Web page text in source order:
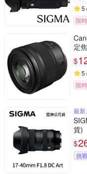
5 (
限
定
$
5 (
限
最新
貨)
$
挑